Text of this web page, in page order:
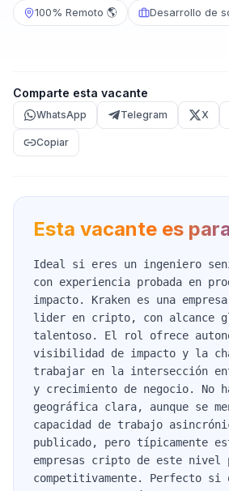
100% Remoto 🌎 Desarrollo de
Comparte esta vacante
WhatsApp Telegram X
Copiar
Esta vacante es
Ideal si eres un ingeniero
con experiencia probada en
impacto. Kraken es una
lider en cripto, con alcance
talentoso. El rol ofrece
visibilidad de impacto y la
trabajar en la intersección
y crecimiento de negocio. No
geográfica clara, aunque se
capacidad de trabajo
publicado, pero típicamente
empresas cripto de este nivel
competitivamente. Perfecto si